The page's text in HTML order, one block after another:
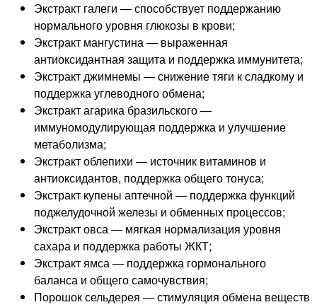
Экстракт галеги — способствует поддержанию
нормального уровня глюкозы в крови;
Экстракт мангустина — выраженная
антиоксидантная защита и поддержка иммунитета;
Экстракт джимнемы — снижение тяги к сладкому и
поддержка углеводного обмена;
Экстракт агарика бразильского —
иммуномодулирующая поддержка и улучшение
метаболизма;
Экстракт облепихи — источник витаминов и
антиоксидантов, поддержка общего тонуса;
Экстракт купены аптечной — поддержка функций
поджелудочной железы и обменных процессов;
Экстракт овса — мягкая нормализация уровня
сахара и поддержка работы ЖКТ;
Экстракт ямса — поддержка гормонального
баланса и общего самочувствия;
Порошок сельдерея — стимуляция обмена веществ